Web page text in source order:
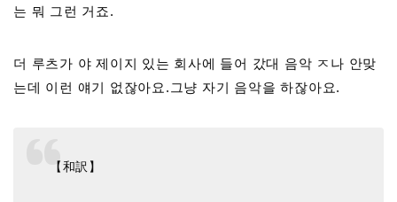
는 뭐 그런 거죠.
더 루츠가 야 제이지 있는 회사에 들어 갔대 음악 ㅈ나 안맞
는데 이런 얘기 없잖아요.그냥 자기 음악을 하잖아요.
【和訳】